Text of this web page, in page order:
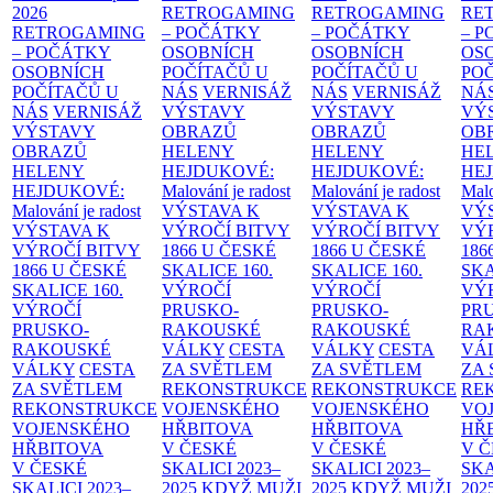
2026
RETROGAMING
– POČÁTKY
OSOBNÍCH
POČÍTAČŮ U
NÁS VERNISÁŽ
VÝSTAVY
OBRAZŮ
HELENY
HEJDUKOVÉ:
Malování je radost
VÝSTAVA K
VÝROČÍ BITVY
1866 U ČESKÉ
SKALICE 160.
VÝROČÍ
PRUSKO-
RAKOUSKÉ
VÁLKY CESTA
ZA SVĚTLEM
REKONSTRUKCE
VOJENSKÉHO
HŘBITOVA
V ČESKÉ
SKALICI 2023–
RETROGAMING
– POČÁTKY
OSOBNÍCH
POČÍTAČŮ U
NÁS VERNISÁŽ
VÝSTAVY
OBRAZŮ
HELENY
HEJDUKOVÉ:
Malování je radost
VÝSTAVA K
VÝROČÍ BITVY
1866 U ČESKÉ
SKALICE 160.
VÝROČÍ
PRUSKO-
RAKOUSKÉ
VÁLKY CESTA
ZA SVĚTLEM
REKONSTRUKCE
VOJENSKÉHO
HŘBITOVA
V ČESKÉ
SKALICI 2023–
2025 KDYŽ MUŽI
RETROGAMING
– POČÁTKY
OSOBNÍCH
POČÍTAČŮ U
NÁS VERNISÁŽ
VÝSTAVY
OBRAZŮ
HELENY
HEJDUKOVÉ:
Malování je radost
VÝSTAVA K
VÝROČÍ BITVY
1866 U ČESKÉ
SKALICE 160.
VÝROČÍ
PRUSKO-
RAKOUSKÉ
VÁLKY CESTA
ZA SVĚTLEM
REKONSTRUKCE
VOJENSKÉHO
HŘBITOVA
V ČESKÉ
SKALICI 2023–
2025 KDYŽ MUŽI
–
ZA
V